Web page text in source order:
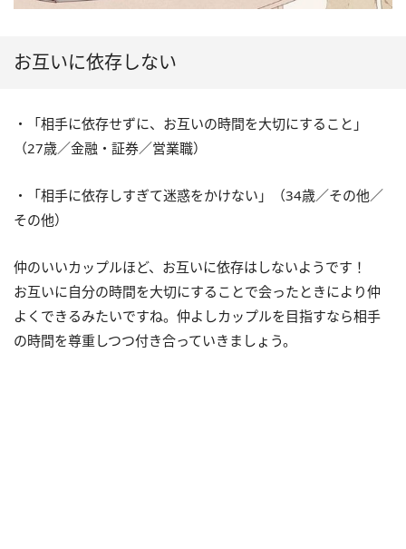
お互いに依存しない
・「相手に依存せずに、お互いの時間を大切にすること」
（27歳／金融・証券／営業職）
・「相手に依存しすぎて迷惑をかけない」（34歳／その他／
その他）
仲のいいカップルほど、お互いに依存はしないようです！
お互いに自分の時間を大切にすることで会ったときにより仲
よくできるみたいですね。仲よしカップルを目指すなら相手
の時間を尊重しつつ付き合っていきましょう。